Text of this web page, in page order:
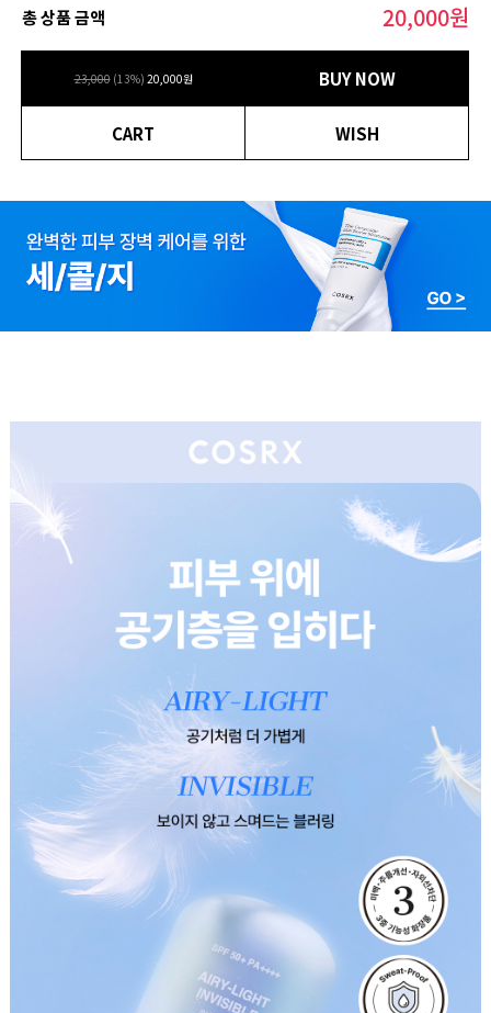
총 상품 금액 20,000원
23,000 (13%) 20,000원 BUY NOW
CART WISH